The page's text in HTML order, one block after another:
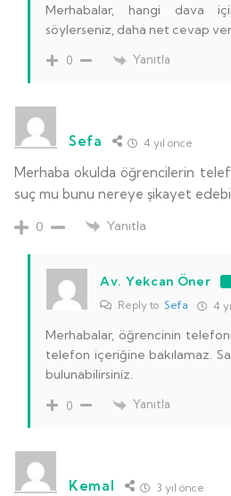
Merhabalar, hangi dava
söylerseniz, daha net cevap
0 Yanıtla
Sefa 4 yıl önce
Merhaba okulda öğrencilerin
suç mu bunu nereye şikayet
0 Yanıtla
Av. Yekcan Öner
Reply to Sefa 4
Merhabalar, öğrencinin
telefon içeriğine bakılamaz.
bulunabilirsiniz.
0 Yanıtla
Kemal 3 yıl önce